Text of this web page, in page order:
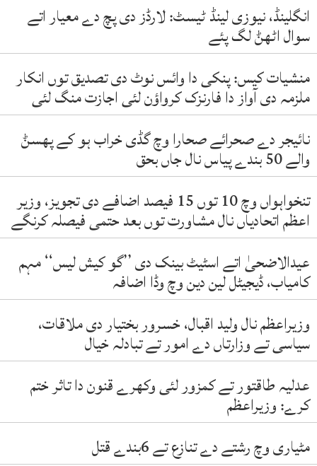
انگلینڈ، نیوزی لینڈ ٹیسٹ: لارڈز دی پچ دے معیار اتے
سوال اٹھݨ لگ پئے
منشیات کیس: پنکی دا وائس نوٹ دی تصدیق توں انکار
ملزمہ دی آواز دا فارنزک کرواؤن لئی اجازت منگ لئی
نائیجر دے صحرائے صحارا وچ گڈی خراب ہو کے پھسݨ
والے 50 بندے پیاس نال جاں بحق
تنخواہواں وچ 10 توں 15 فیصد اضافے دی تجویز، وزیر
اعظم اتحادیاں نال مشاورت توں بعد حتمی فیصلہ کرنگے
عیدالاضحیٰ اتے اسٹیٹ بینک دی ’’گو کیش لیس‘‘ مہم
کامیاب، ڈیجیٹل لین دین وچ وڈا اضافہ
وزیراعظم نال ولید اقبال، خسرور بختیار دی ملاقات،
سیاسی تے وزارتاں دے امور تے تبادلہ خیال
عدلیہ طاقتور تے کمزور لئی وکھرے قنون دا تاثر ختم
کرے: وزیراعظم
مٹیاری وچ رشتے دے تنازع تے 6بندے قتل